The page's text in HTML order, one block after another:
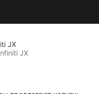
JX
JX